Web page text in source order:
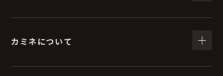
カミネについて